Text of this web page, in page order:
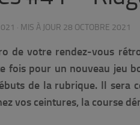
· MIS À JOUR 28 OCTOBRE 2021
de votre rendez-vous
fois pour un nouveau jeu
de la rubrique. Il sera
vos ceintures, la course